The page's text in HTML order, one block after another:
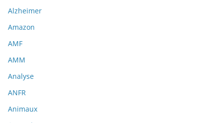
Alzheimer
Amazon
AMF
AMM
Analyse
ANFR
Animaux